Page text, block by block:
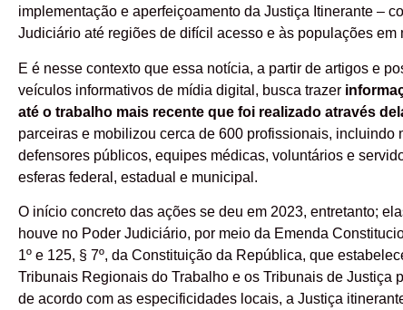
implementação e aperfeiçoamento da Justiça Itinerante –
Judiciário até regiões de difícil acesso e às populações em
E é nesse contexto que essa notícia, a partir de artigos e
veículos informativos de mídia digital, busca trazer
até o trabalho mais recente que foi realizado através
parceiras e mobilizou cerca de 600 profissionais, incluindo
defensores públicos, equipes médicas, voluntários e
esferas federal, estadual e municipal.
O início concreto das ações se deu em 2023, entretanto;
houve no Poder Judiciário, por meio da Emenda
1º e 125, § 7º, da Constituição da República, que
Tribunais Regionais do Trabalho e os Tribunais de Justiça
de acordo com as especificidades locais, a Justiça